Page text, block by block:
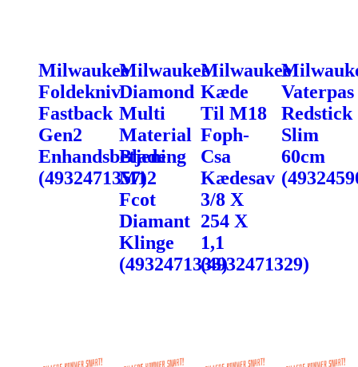
Milwaukee
Foldekniv
Fastback
Gen2
Enhandsbetjening
(4932471357)
Milwaukee
Diamond
Multi
Material
Blade
M12
Fcot
Diamant
Klinge
(4932471333)
Milwaukee
Kæde
Til M18
Foph-
Csa
Kædesav
3/8 X
254 X
1,1
(4932471329)
Vaterpas
Redstick
Slim
60cm